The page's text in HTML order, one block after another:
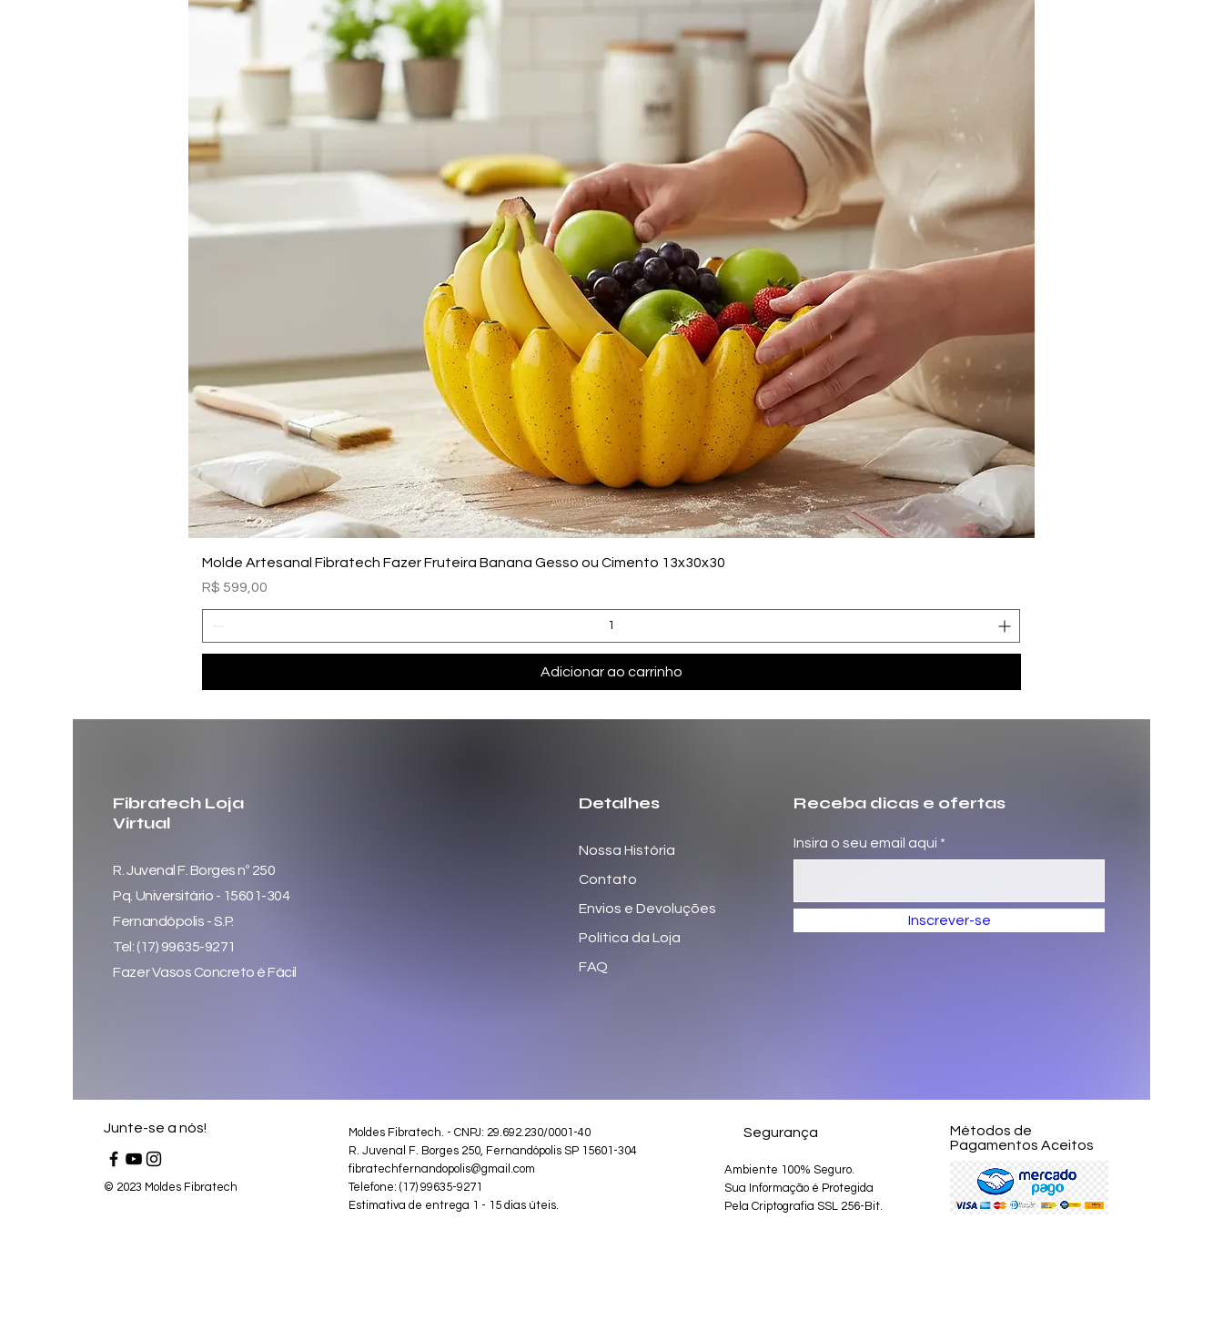
Visualização rápida
Molde Artesanal Fibratech Fazer Fruteira Banana Gesso ou Cimento 13x30x30
Preço
R$ 599,00
Adicionar ao carrinho
Fibratech Loja
Virtual
R. Juvenal F. Borges nº 250
Pq. Universitário - 15601-304
Fernandópolis - S.P.
Tel: (17) 99635-9271
Fazer Vasos Concreto é Fácil
Detalhes
Nossa História
Contato
Envios e Devoluções
Política da Loja
FAQ
Receba dicas e ofertas
Insira o seu email aqui
Inscrever-se
Junte-se a nós!
© 2023 Moldes Fibratech
Moldes Fibratech . - CNPJ: 29.692.230/0001-40
R. Juvenal F. Borges 250, Fernandópolis SP 15601-304
fibratechfernandopolis@gmail.com
Telefone: (17) 99635-9271
Estimativa de entrega 1 - 15 dias úteis.
Segurança
Ambiente 100% Seguro.
Sua Informação é Protegida
Pela Criptografia SSL 256-Bit.
Métodos de
Pagamentos Aceitos